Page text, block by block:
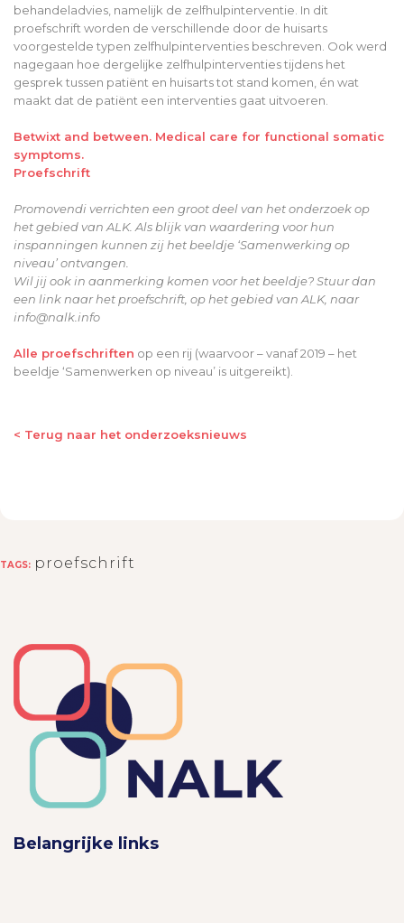
behandeladvies, namelijk de zelfhulpinterventie. In dit
proefschrift worden de verschillende door de huisarts
voorgestelde typen zelfhulpinterventies beschreven. Ook werd
nagegaan hoe dergelijke zelfhulpinterventies tijdens het
gesprek tussen patiënt en huisarts tot stand komen, én wat
maakt dat de patiënt een interventies gaat uitvoeren.
Betwixt and between. Medical care for functional somatic
symptoms.
Proefschrift
Promovendi verrichten een groot deel van het onderzoek op
het gebied van ALK. Als blijk van waardering voor hun
inspanningen kunnen zij het beeldje ‘Samenwerking op
niveau’ ontvangen.
Wil jij ook in aanmerking komen voor het beeldje? Stuur dan
een link naar het proefschrift, op het gebied van ALK, naar
info@nalk.info
Alle proefschriften op een rij (waarvoor – vanaf 2019 – het
beeldje ‘Samenwerken op niveau’ is uitgereikt).
< Terug naar het onderzoeksnieuws
TAGS: proefschrift
Belangrijke links